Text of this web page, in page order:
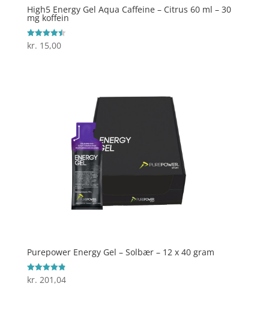
High5 Energy Gel Aqua Caffeine – Citrus 60 ml – 30
mg koffein
Vurderet
4.5
kr. 15,00
Purepower Energy Gel – Solbær – 12 x 40 gram
Vurderet
4.9
kr. 201,04